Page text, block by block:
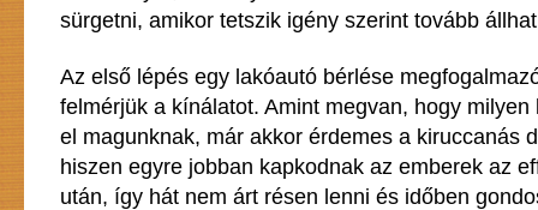
sürgetni, amikor tetszik igény szerint tovább
Az első lépés egy lakóautó bérlése
felmérjük a kínálatot. Amint megvan, hogy
el magunknak, már akkor érdemes a kiruccanás
hiszen egyre jobban kapkodnak az emberek az
után, így hát nem árt résen lenni és időben